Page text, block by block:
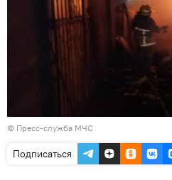
© Пресс-служба МЧС
Подписаться